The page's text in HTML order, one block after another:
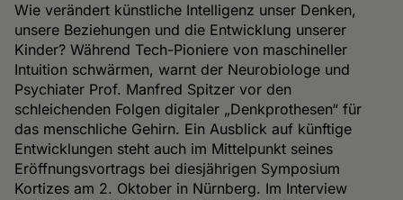
Wie verändert künstliche Intelligenz unser Denken,
unsere Beziehungen und die Entwicklung unserer
Kinder? Während Tech-Pioniere von maschineller
Intuition schwärmen, warnt der Neurobiologe und
Psychiater Prof. Manfred Spitzer vor den
schleichenden Folgen digitaler „Denkprothesen“ für
das menschliche Gehirn. Ein Ausblick auf künftige
Entwicklungen steht auch im Mittelpunkt seines
Eröffnungsvortrags bei diesjährigen Symposium
Kortizes am 2. Oktober in Nürnberg. Im Interview